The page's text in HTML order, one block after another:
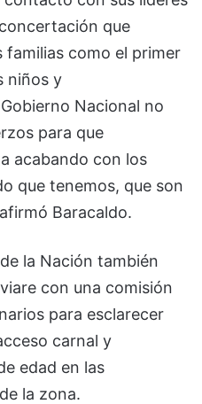
que
como el primer
niños y
Nacional no
para que
acabando con los
que tenemos, que son
Baracaldo.
la Nación también
con una comisión
para esclarecer
carnal y
edad en las
la zona.